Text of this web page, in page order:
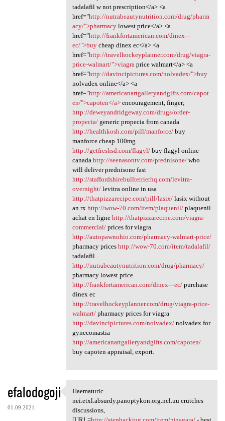
tadalafil w not prescription</a> <a
href="http://nutrabeautynutrition.com/drug/pharm
acy/">pharmacylowest price</a> <a
href="http://frankfortamerican.com/dinex---
ec/">buycheap dinex ec</a> <a
href="http://travelhockeyplanner.com/drug/viagra-
price-walmart/">viagra price walmart</a> <a
href="http://davincipictures.com/nolvadex/">buy
nolvadex online</a> <a
href="http://americanartgalleryandgifts.com/capot
en/">capoten</a>encouragement, finger;
http://deweyandridgeway.com/drugs/order-
propecia/generic propecia from canada
http://healthkosh.com/pill/manforce/buy
manforce cheap 100mg
http://getfreshsd.com/flagyl/buy flagyl online
canada http://seenasontv.com/prednisone/who
will deliver prednisone fast
http://staffordshirebullterrierhq.com/levitra-
overnight/levitra online in usa
http://thatpizzarecipe.com/pill/lasix/lasix without
an rx http://wow-70.com/item/plaquenil/plaquenil
achat en ligne http://thatpizzarecipe.com/viagra-
commercial/prices for viagra
http://autopawnohio.com/pharmacy-walmart-price/
pharmacy prices http://wow-70.com/item/tadalafil/
tadalafil
http://nutrabeautynutrition.com/drug/pharmacy/
pharmacy lowest price
http://frankfortamerican.com/dinex---ec/purchase
dinex ec
http://travelhockeyplanner.com/drug/viagra-price-
walmart/pharmacy prices for viagra
http://davincipictures.com/nolvadex/nolvadex for
gynecomastia
http://americanartgalleryandgifts.com/capoten/
buy capoten appraisal, export.
efalodogoji
01.09.2021
Haematuric nei.etxl.absurdy
Haematuric
nei.etxl.absurdy.panoptykon.org.ncl.uu crutches
discussions,